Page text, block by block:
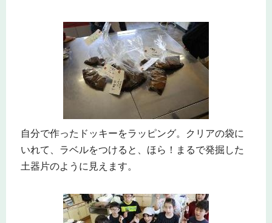
自分で作ったドッキーをラッピング。クリアの袋に
いれて、ラベルをつけると、ほら！まるで発掘した
土器片のように見えます。